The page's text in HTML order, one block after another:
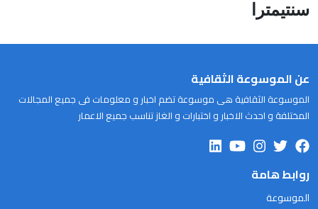
سنتيمترا
عن الموسوعة الثقافية
الموسوعة الثقافية هى موسوعة تضم اخبار و معلومات فى جميع المجالات
المختلفة و احدث الاخبار و اختبارات و الغاز تناسب جميع الاعمار
روابط هامة
الموسوعة